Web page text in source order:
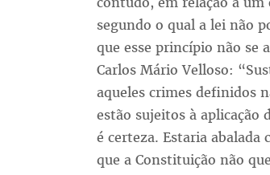
segundo o qual a lei não
que esse princípio não se
Carlos Mário Velloso:
aqueles crimes definidos
estão sujeitos à aplicação
é certeza. Estaria abalada
que a Constituição não